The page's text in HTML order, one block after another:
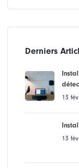
Derniers
13
13